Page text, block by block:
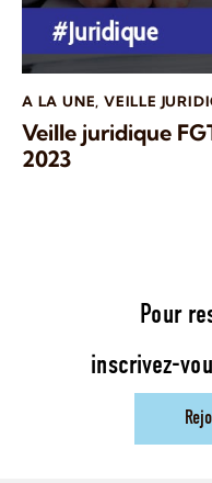
A LA UNE,VEILLE
Veille juridique
2023
Pour
inscrivez-